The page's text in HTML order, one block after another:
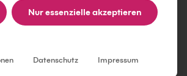
Nur essenzielle akzeptieren
Datenschutz Impressum